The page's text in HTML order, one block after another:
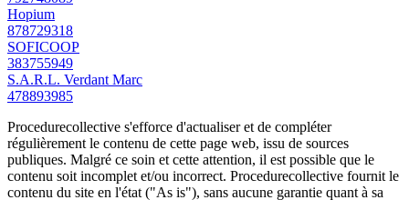
Hopium
878729318
SOFICOOP
383755949
S.A.R.L. Verdant Marc
478893985
Procedurecollective s'efforce d'actualiser et de compléter
régulièrement le contenu de cette page web, issu de sources
publiques. Malgré ce soin et cette attention, il est possible que le
contenu soit incomplet et/ou incorrect. Procedurecollective fournit le
contenu du site en l'état ("As is"), sans aucune garantie quant à sa